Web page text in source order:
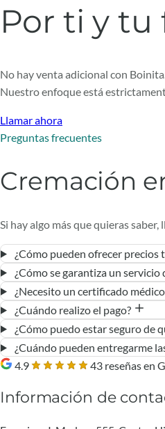
Por ti y tu
No hay venta adicional con
Nuestro enfoque está
Llamar ahora
Preguntas frecuentes
Cremación
Si hay algo más que quieras
¿Cómo pueden ofrecer precios
¿Cómo se garantiza un servicio
¿Necesito un certificado
¿Cuándo realizo el pago?
¿Cómo puedo estar seguro de
¿Cuándo pueden entregarme
4.9
43 reseñas en
Información de